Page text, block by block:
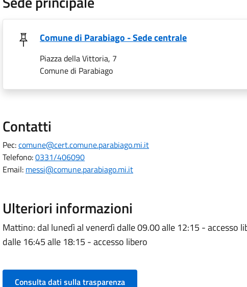
Comune di Parabiago - Sede centrale
Piazza della Vittoria, 7
Comune di Parabiago
Contatti
Pec:comune@cert.comune.parabiago.mi.it
Telefono:0331/406090
Email: messi@comune.parabiago.mi.it
Ulteriori informazioni
Mattino: dal lunedì al venerdì dalle 09.00 alle 12:15 - accesso
dalle 16:45 alle 18:15 - accesso libero
Consulta dati sulla trasparenza